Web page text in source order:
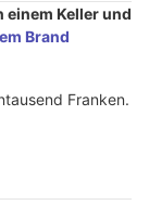
Keller und
Brand
Franken.